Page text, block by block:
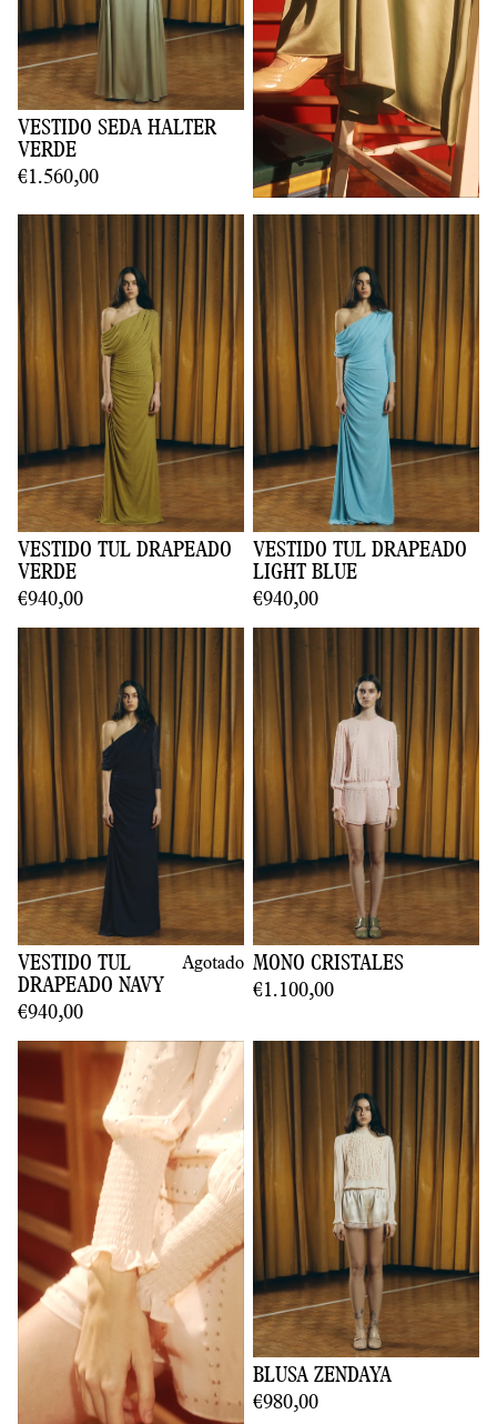
VESTIDO SEDA HALTER
VERDE
€1.560,00
VESTIDO TUL DRAPEADO
VERDE
€940,00
VESTIDO TUL DRAPEADO
LIGHT BLUE
€940,00
VESTIDO TUL
DRAPEADO NAVY
Agotado
€940,00
MONO CRISTALES
€1.100,00
BLUSA ZENDAYA
€980,00